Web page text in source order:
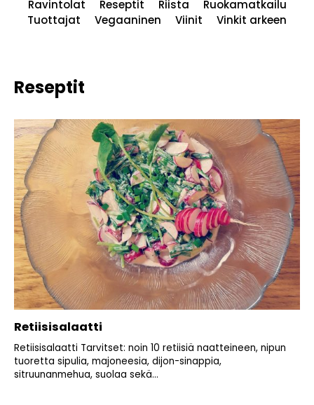
Ravintolat
Reseptit Riista
Ruokamatkailu
Tuottajat
Vegaaninen Viinit Vinkit arkeen
Reseptit
Retiisisalaatti
Retiisisalaatti Tarvitset: noin 10 retiisiä naatteineen, nipun
tuoretta sipulia, majoneesia, dijon-sinappia,
sitruunanmehua, suolaa sekä...